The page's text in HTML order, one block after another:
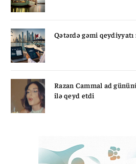
Qətərdə gəmi qeydiyyatı
Razan Cammal ad
ilə qeyd etdi